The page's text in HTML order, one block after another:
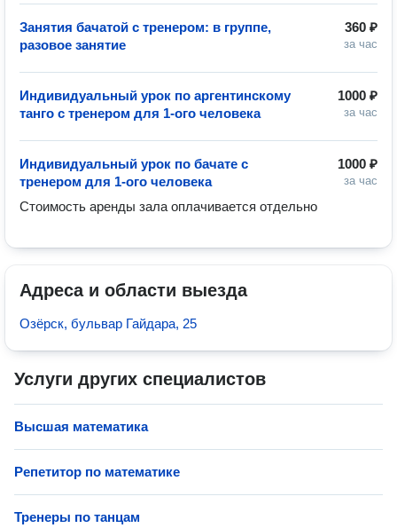
360 ₽
за час
Занятия бачатой с тренером: в группе,
разовое занятие
1000 ₽
за час
Индивидуальный урок по аргентинскому
танго с тренером для 1-ого человека
1000 ₽
за час
Индивидуальный урок по бачате с
тренером для 1-ого человека
Стоимость аренды зала оплачивается отдельно
Адреса и области выезда
Озёрск, бульвар Гайдара, 25
Услуги других специалистов
Высшая математика
Репетитор по математике
Тренеры по танцам